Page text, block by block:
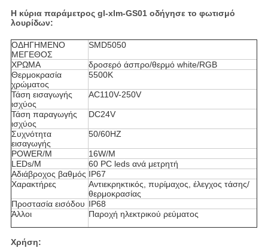
Η κύρια παράμετρος gl-xlm-GS01 οδήγησε το φωτισμό
λουρίδων:
ΟΔΗΓΗΜΕΝΟ
ΜΕΓΕΘΟΣ
SMD5050
ΧΡΩΜΑ
δροσερό άσπρο/θερμό white/RGB
Θερμοκρασία
χρώματος
5500K
Τάση εισαγωγής
ισχύος
AC110V-250V
Τάση παραγωγής
ισχύος
DC24V
Συχνότητα
εισαγωγής
50/60HZ
POWER/M
16W/M
LEDs/M
60 PC leds ανά μετρητή
Αδιάβροχος βαθμός IP67
Χαρακτήρες
Αντιεκρηκτικός, πυρίμαχος, έλεγχος τάσης/
θερμοκρασίας
Προστασία εισόδου IP68
Άλλοι
Παροχή ηλεκτρικού ρεύματος
Χρήση: